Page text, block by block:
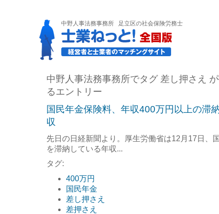
中野人事法務事務所 足立区の社会保険労務士
中野人事法務事務所でタグ 差し押さえ
るエントリー
国民年金保険料、年収400万円以上の滞
収
先日の日経新聞より。厚生労働省は12月17日、
を滞納している年収...
タグ:
400万円
国民年金
差し押さえ
差押さえ